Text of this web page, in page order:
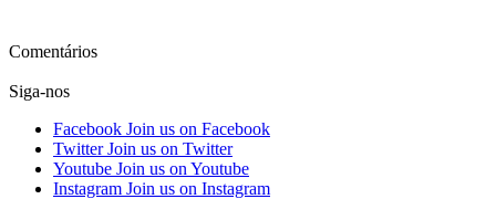
Comentários
Siga-nos
Facebook Join us on Facebook
Twitter Join us on Twitter
Youtube Join us on Youtube
Instagram Join us on Instagram